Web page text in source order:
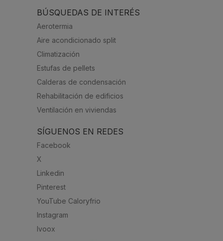
BÚSQUEDAS DE INTERÉS
Aerotermia
Aire acondicionado split
Climatización
Estufas de pellets
Calderas de condensación
Rehabilitación de edificios
Ventilación en viviendas
SÍGUENOS EN REDES
Facebook
X
Linkedin
Pinterest
YouTube Caloryfrio
Instagram
Ivoox